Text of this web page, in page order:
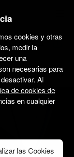
Barco verificado
cookies y otras
medir la
una
necesarias para
Al
de cookies de
en cualquier
las Cookies